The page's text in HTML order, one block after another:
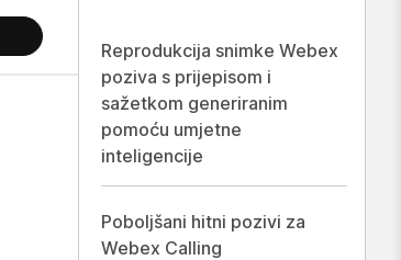
Reprodukcija snimke Webex
poziva s prijepisom i
sažetkom generiranim
pomoću umjetne
inteligencije
Poboljšani hitni pozivi za
Webex Calling